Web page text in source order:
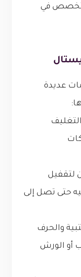
تتخصص في
عديدة
لتقفيل
حتى تصل إلى
والحرف
أو الورش